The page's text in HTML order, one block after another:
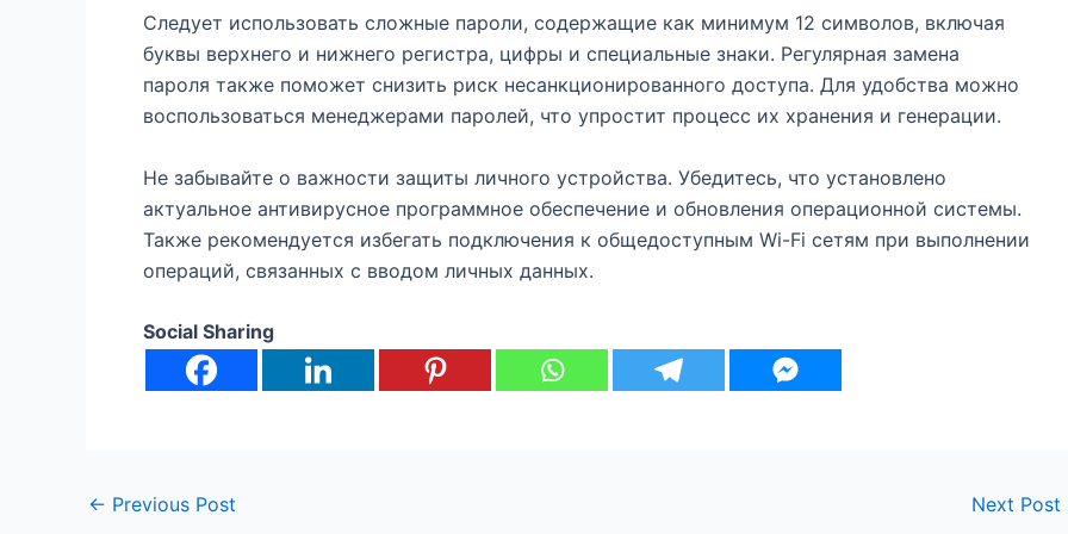
Следует использовать сложные пароли, содержащие как минимум 12 символов, включая
буквы верхнего и нижнего регистра, цифры и специальные знаки. Регулярная замена
пароля также поможет снизить риск несанкционированного доступа. Для удобства можно
воспользоваться менеджерами паролей, что упростит процесс их хранения и генерации.
Не забывайте о важности защиты личного устройства. Убедитесь, что установлено
актуальное антивирусное программное обеспечение и обновления операционной системы.
Также рекомендуется избегать подключения к общедоступным Wi-Fi сетям при выполнении
операций, связанных с вводом личных данных.
Social Sharing
← Previous Post Next Post